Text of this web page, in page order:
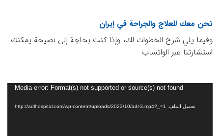
نحن معك للعلاج والجراحة في إيران
وفيما يلي شرح الخطوات لك، وإذا كنت بحاجة إلى نصيحة يمكنك
استشارتنا عبر الواتساب
Media error: Format(s) not supported or source(s) not found
تحميل الملف: http://adlhospital.com/wp-content/uploads/2023/10/adl-3.mp4?_=1